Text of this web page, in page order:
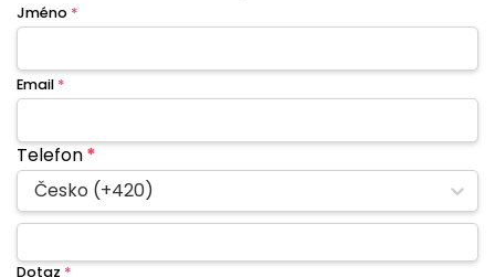
Jméno *
Email *
Telefon*
Česko (+420)
Dotaz *